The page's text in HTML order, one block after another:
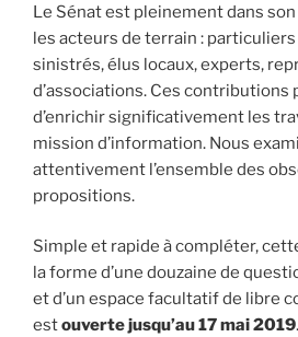
Le Sénat est pleinement dans
les acteurs de terrain :
sinistrés, élus locaux, experts,
d’associations. Ces
d’enrichir significativement les
mission d’information. Nous
attentivement l’ensemble des
propositions.
Simple et rapide à compléter,
la forme d’une douzaine de
et d’un espace facultatif de libre
estouverte jusqu’au 17 mai 2019.